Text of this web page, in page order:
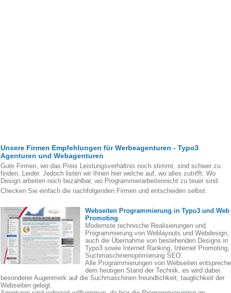
Unsere Firmen Empfehlungen für Werbeagenturen - Typo3
Agenturen und Webagenturen
Gute Firmen, wo das Preis Leistungsverhältnis noch stimmt, sind schwer zu
finden, Leider. Jedoch listen wir Ihnen hier welche auf, wo alles zutrifft. Wo
Design arbeiten noch bezahlbar, wo Programmierarbeitennicht zu teuer sind.
Checken Sie einfach die nachfolgenden Firmen und entscheiden selbst.
Webseiten Programmierung in Typo3 und Web
Promoting
Modernste technische Realisierungen und
Programmierung von Weblayouts und Webdesign,
auch die Übernahme von bestehenden Designs in
Typo3 sowie Internet Ranking, Internet Promoting,
Suchmaschinenoptimierung SEO.
Alle Programmierungen von Webseiten
dem heutigen Stand der Technik, es wird dabei
besonderer Augenmerk auf die Suchmaschinen freundlichkeit, tauglichkeit der
Webseiten gelegt.